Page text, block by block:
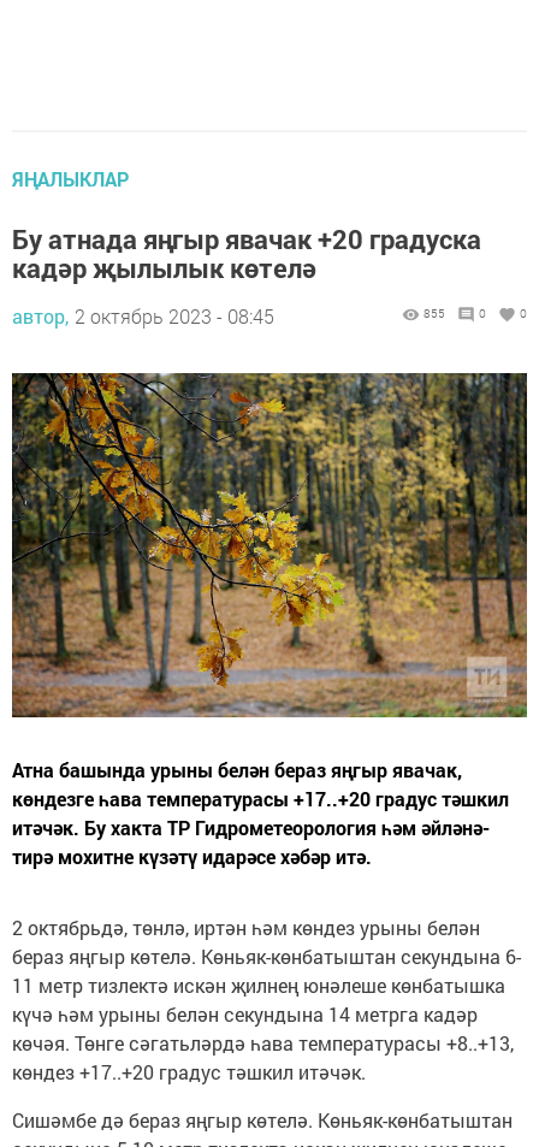
ЯҢАЛЫКЛАР
Бу атнада яңгыр явачак +20 градуска
кадәр җылылык көтелә
автор, 2 октябрь 2023 - 08:45 855 0 0
Атна башында урыны белән бераз яңгыр явачак,
көндезге һава температурасы +17..+20 градус тәшкил
итәчәк. Бу хакта ТР Гидрометеорология һәм әйләнә-
тирә мохитне күзәтү идарәсе хәбәр итә.
2 октябрьдә, төнлә, иртән һәм көндез урыны белән
бераз яңгыр көтелә. Көньяк-көнбатыштан секундына 6-
11 метр тизлектә искән җилнең юнәлеше көнбатышка
күчә һәм урыны белән секундына 14 метрга кадәр
көчәя. Төнге сәгатьләрдә һава температурасы +8..+13,
көндез +17..+20 градус тәшкил итәчәк.
Сишәмбе дә бераз яңгыр көтелә. Көньяк-көнбатыштан